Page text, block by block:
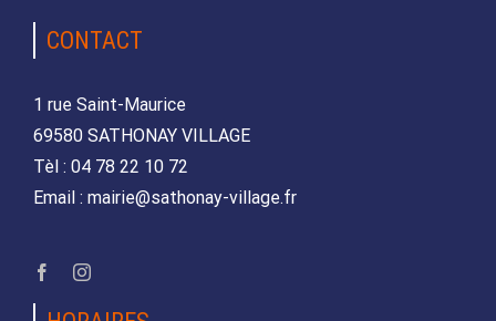
CONTACT
1 rue Saint-Maurice
69580 SATHONAY VILLAGE
Tèl : 04 78 22 10 72
Email : mairie@sathonay-village.fr